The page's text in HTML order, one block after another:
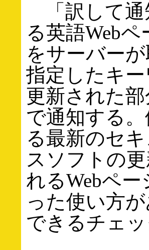
「訳して通
る英語Web
をサーバー
指定したキ
更新された
で通知する
る最新のセ
スソフトの
れるWebペ
った使い方
できるチェ